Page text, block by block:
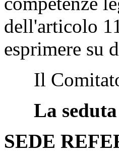
dell'articolo
esprimere su
Il Comitato
La
SEDE